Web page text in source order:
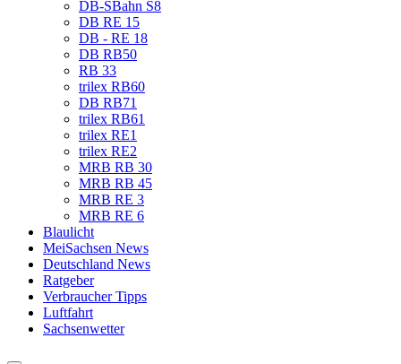
DB-SBahn S8
DB RE 15
DB - RE 18
DB RB50
RB 33
trilex RB60
DB RB71
trilex RB61
trilex RE1
trilex RE2
MRB RB 30
MRB RB 45
MRB RE 3
MRB RE 6
Blaulicht
MeiSachsen News
Deutschland News
Ratgeber
Verbraucher Tipps
Luftfahrt
Sachsenwetter